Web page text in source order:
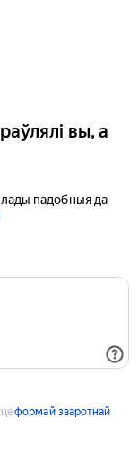
вы, а
падобныя да
формай зваротнай